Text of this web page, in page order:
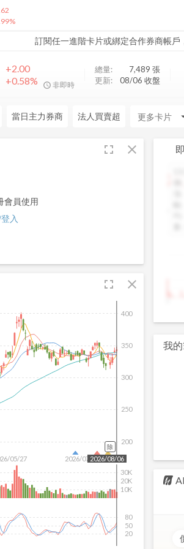
%
訂閱任一進階卡片或綁定合作券商帳戶
+2.00
+0.58%
非即時
總量: 7,489 張
更新:
08/06 收盤
當日主力券商 法人買賣超
fullscreen close
會員使用
入
fullscreen close
05/27 2026/07/15
200
250
300
350
400
2026/08/06
10K
20K
30K
除
20
50
80
我